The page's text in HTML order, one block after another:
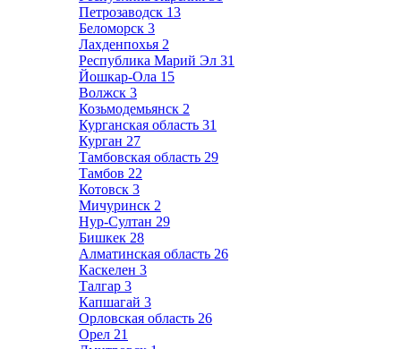
Петрозаводск 13
Беломорск 3
Лахденпохья 2
Республика Марий Эл 31
Йошкар-Ола 15
Волжск 3
Козьмодемьянск 2
Курганская область 31
Курган 27
Тамбовская область 29
Тамбов 22
Котовск 3
Мичуринск 2
Нур-Султан 29
Бишкек 28
Алматинская область 26
Каскелен 3
Талгар 3
Капшагай 3
Орловская область 26
Орел 21